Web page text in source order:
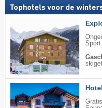
Tophotels voor de
Sport